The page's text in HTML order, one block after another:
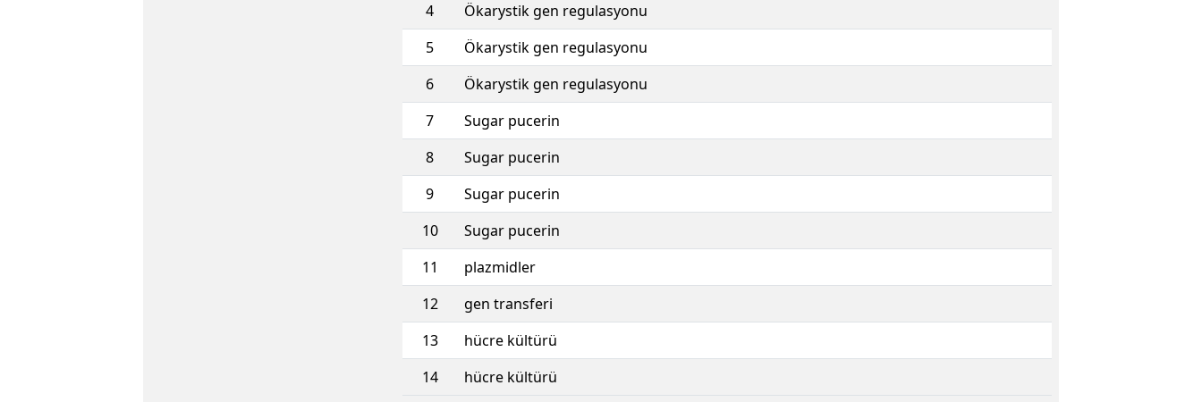
4
Ökarystik gen regulasyonu
5
Ökarystik gen regulasyonu
6
Ökarystik gen regulasyonu
7
Sugar pucerin
8
Sugar pucerin
9
Sugar pucerin
10
Sugar pucerin
11
plazmidler
12
gen transferi
13
hücre kültürü
14
hücre kültürü